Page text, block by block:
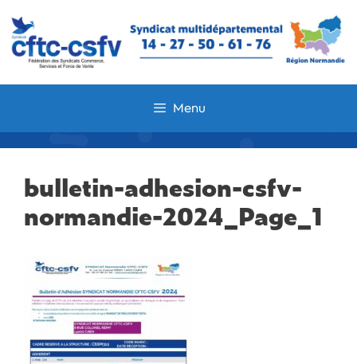
au
contenu
Menu
bulletin-adhesion-csfv-
normandie-2024_Page_1